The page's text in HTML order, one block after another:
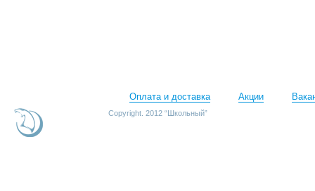
Оплата и доставка Акции
Copyright. 2012 “Школьный”